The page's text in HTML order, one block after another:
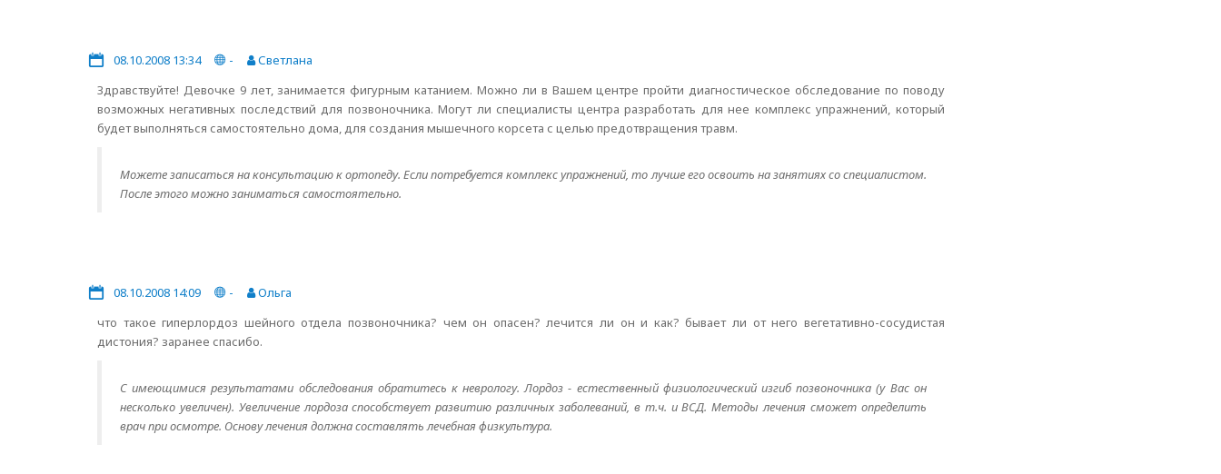
08.10.2008 13:34 -
Светлана
Здравствуйте! Девочке 9 лет, занимается фигурным катанием. Можно ли в Вашем центре пройти диагностическое обследование по поводу
возможных негативных последствий для позвоночника. Могут ли специалисты центра разработать для нее комплекс упражнений, который
будет выполняться самостоятельно дома, для создания мышечного корсета с целью предотвращения травм.
Можете записаться на консультацию к ортопеду. Если потребуется комплекс упражнений, то лучше его освоить на занятиях со специалистом.
После этого можно заниматься самостоятельно.
08.10.2008 14:09 -
Ольга
что такое гиперлордоз шейного отдела позвоночника? чем он опасен? лечится ли он и как? бывает ли от него вегетативно-сосудистая
дистония? заранее спасибо.
С имеющимися результатами обследования обратитесь к неврологу. Лордоз - естественный физиологический изгиб позвоночника (у Вас он
несколько увеличен). Увеличение лордоза способствует развитию различных заболеваний, в т.ч. и ВСД. Методы лечения сможет определить
врач при осмотре. Основу лечения должна составлять лечебная физкультура.